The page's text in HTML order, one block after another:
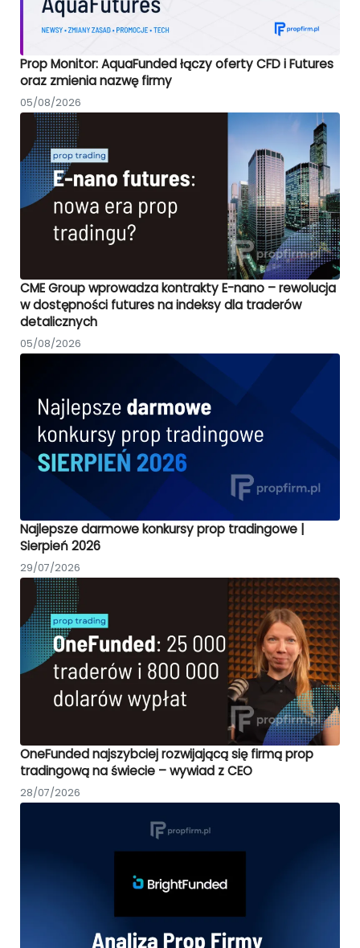
Prop Monitor: AquaFunded łączy oferty CFD i Futures
oraz zmienia nazwę firmy
05/08/2026
CME Group wprowadza kontrakty E-nano – rewolucja
w dostępności futures na indeksy dla traderów
detalicznych
05/08/2026
Najlepsze darmowe konkursy prop tradingowe |
Sierpień 2026
29/07/2026
OneFunded najszybciej rozwijającą się firmą prop
tradingową na świecie – wywiad z CEO
28/07/2026